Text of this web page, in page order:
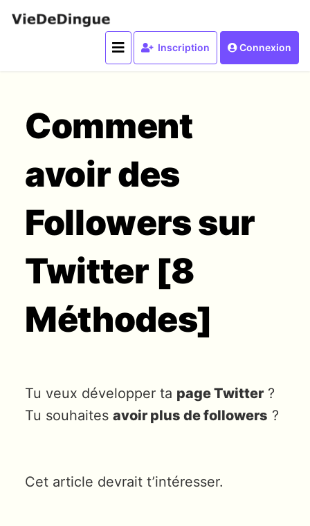
Inscription Connexion
Comment
avoir des
Followers sur
Twitter [8
Méthodes]
Tu veux développer ta page Twitter ?
Tu souhaites avoir plus de followers ?
Cet article devrait t’intéresser.